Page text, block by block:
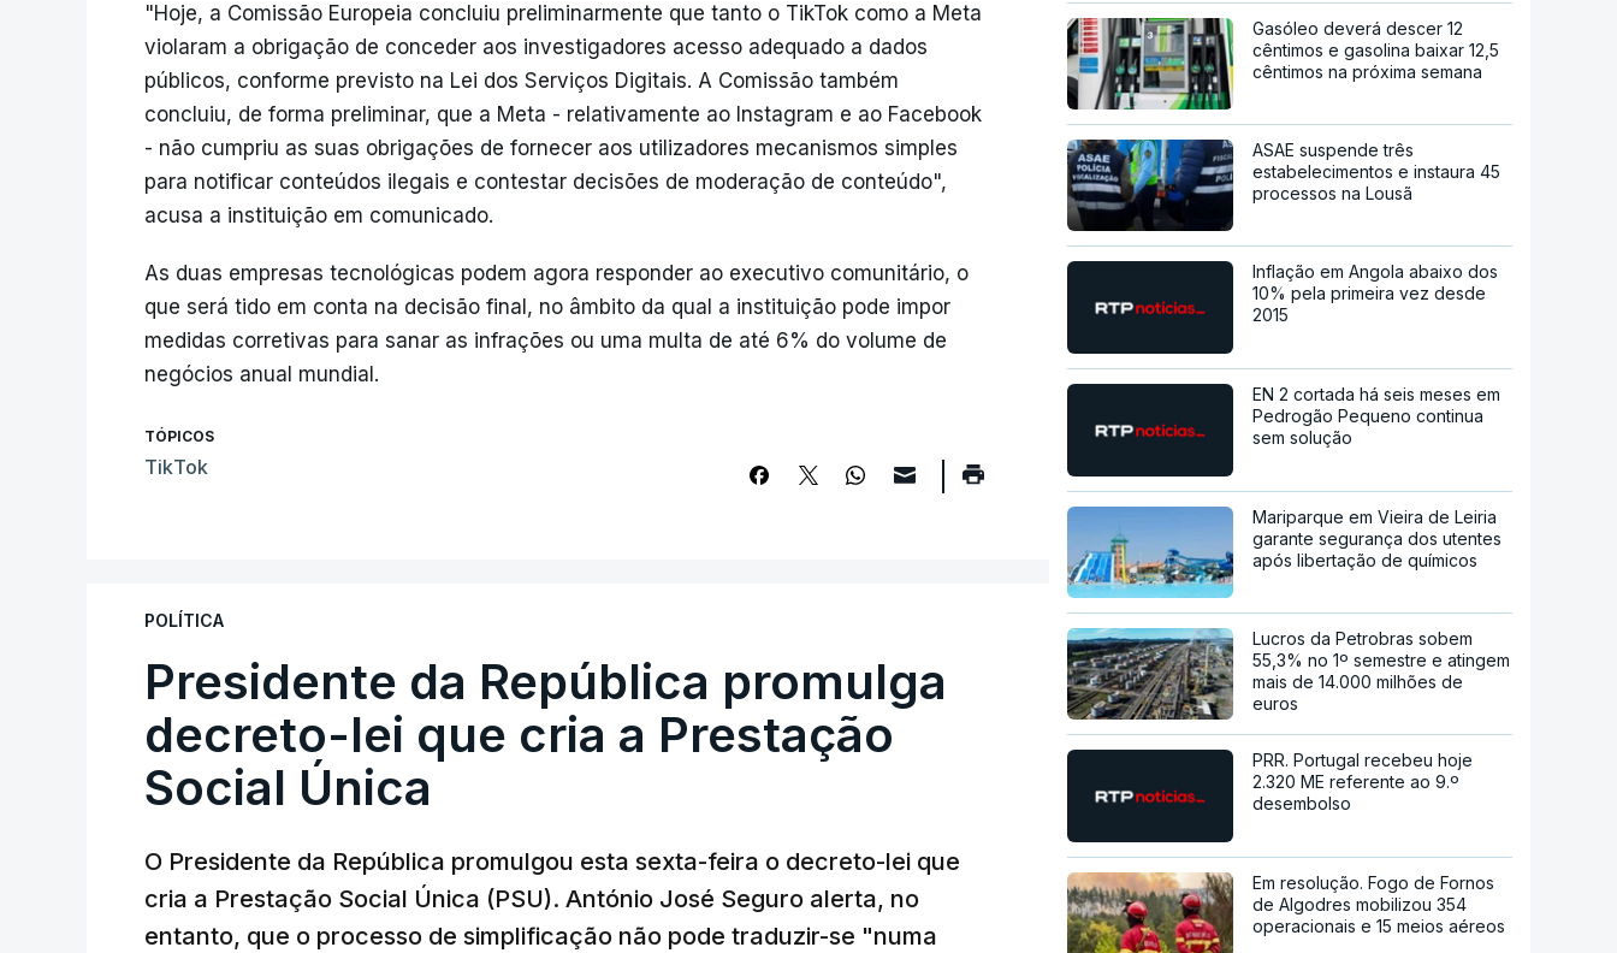
"Hoje, a Comissão Europeia concluiu preliminarmente que tanto o TikTok como a Meta
violaram a obrigação de conceder aos investigadores acesso adequado a dados
públicos, conforme previsto na Lei dos Serviços Digitais. A Comissão também
concluiu, de forma preliminar, que a Meta - relativamente ao Instagram e ao Facebook
- não cumpriu as suas obrigações de fornecer aos utilizadores mecanismos simples
para notificar conteúdos ilegais e contestar decisões de moderação de conteúdo",
acusa a instituição em comunicado.
As duas empresas tecnológicas podem agora responder ao executivo comunitário, o
que será tido em conta na decisão final, no âmbito da qual a instituição pode impor
medidas corretivas para sanar as infrações ou uma multa de até 6% do volume de
negócios anual mundial.
TÓPICOS
TikTok
POLÍTICA
Presidente da República promulga
decreto-lei que cria a Prestação
Social Única
O Presidente da República promulgou esta sexta-feira o decreto-lei que
cria a Prestação Social Única (PSU). António José Seguro alerta, no
entanto, que o processo de simplificação não pode traduzir-se "numa
Gasóleo deverá descer 12
cêntimos e gasolina baixar 12,5
cêntimos na próxima semana
ASAE suspende três
estabelecimentos e instaura 45
processos na Lousã
Inflação em Angola abaixo dos
10% pela primeira vez desde
2015
EN 2 cortada há seis meses em
Pedrogão Pequeno continua
sem solução
Mariparque em Vieira de Leiria
garante segurança dos utentes
após libertação de químicos
Lucros da Petrobras sobem
55,3% no 1º semestre e atingem
mais de 14.000 milhões de
euros
PRR. Portugal recebeu hoje
2.320 ME referente ao 9.º
desembolso
Em resolução. Fogo de Fornos
de Algodres mobilizou 354
operacionais e 15 meios aéreos